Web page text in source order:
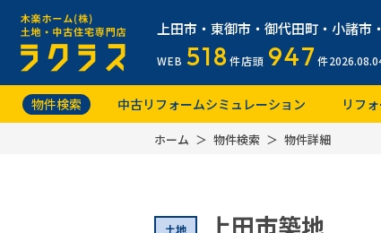
上田市・東御市・御代田町・小諸市
WEB 518件店頭 947件
物件検索 中古リフォームシミュレーション リフ
ホーム 物件検索 物件詳細
土地 上田市築地